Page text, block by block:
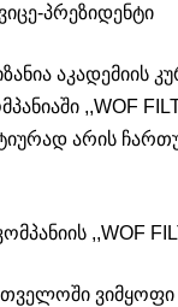
პრეზიდენტი
აკადემიის
,,WOF
არის
,,WOF